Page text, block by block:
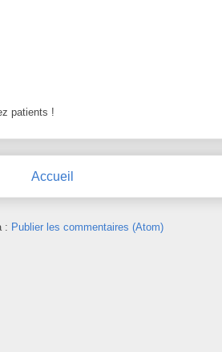
patients !
Accueil
: Publier les commentaires (Atom)